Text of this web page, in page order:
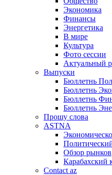
Экономика
Финансы
Энергетика
В мире
Культура
Фото сессии
Актуальный
Выпуски
Бюллетнь
Бюллетнь
Бюллетнь
Бюллетнь
Прошу слова
ASTNA
Обзор рынков
Карабахский
Contact az